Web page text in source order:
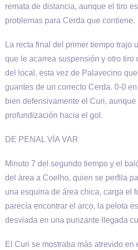
remata de distancia, aunque el tiro
problemas para Cerda que contiene.
La recta final del primer tiempo trajo
que le acarrea suspensión y otro tiro
del local, esta vez de Palavecino
guantes de un correcto Cerda. 0-0
bien defensivamente el Curi, aunque
profundización hacia el gol.
DE PENAL VÍA VAR
Minuto 7 del segundo tiempo y el
del área a Coelho, quien se perfila
una esquina de área chica, carga el
parecía encontrar el arco, la pelota
desviada en una punzante llegada
El Curi se mostraba más atrevido en